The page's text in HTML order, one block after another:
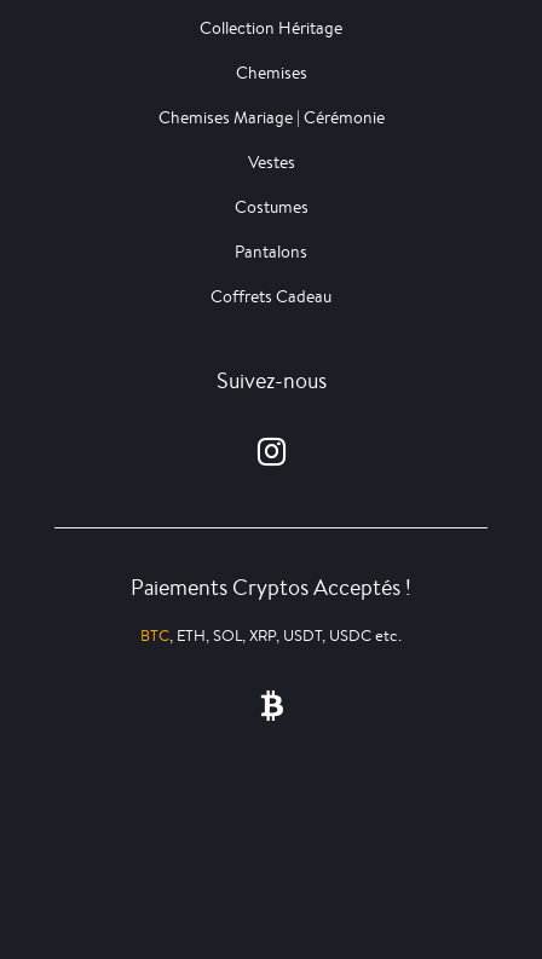
Collection Héritage
Chemises
Chemises Mariage | Cérémonie
Vestes
Costumes
Pantalons
Coffrets Cadeau
Suivez-nous
Paiements Cryptos Acceptés !
BTC, ETH, SOL, XRP, USDT, USDC etc.